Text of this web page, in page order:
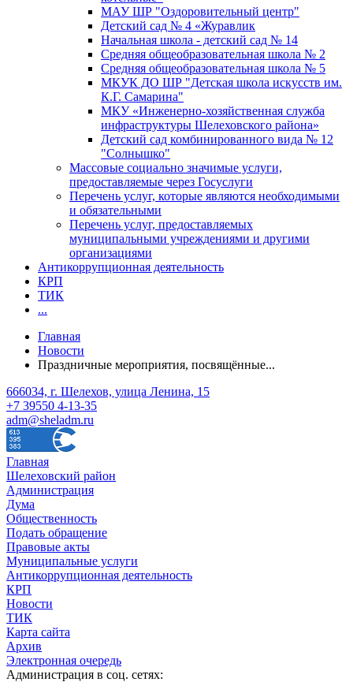
МАУ ШР "Оздоровительный центр"
Детский сад № 4 «Журавлик
Начальная школа - детский сад № 14
Средняя общеобразовательная школа № 2
Средняя общеобразовательная школа № 5
МКУК ДО ШР "Детская школа искусств им.
К.Г. Самарина"
МКУ «Инженерно-хозяйственная служба
инфраструктуры Шелеховского района»
Детский сад комбинированного вида № 12
"Солнышко"
Массовые социально значимые услуги,
предоставляемые через Госуслуги
Перечень услуг, которые являются необходимыми
и обязательными
Перечень услуг, предоставляемых
муниципальными учреждениями и другими
организациями
Антикоррупционная деятельность
КРП
ТИК
...
Главная
Новости
Праздничные мероприятия, посвящённые...
666034, г. Шелехов, улица Ленина, 15
+7 39550 4-13-35
adm@sheladm.ru
Главная
Шелеховский район
Администрация
Дума
Общественность
Подать обращение
Правовые акты
Муниципальные услуги
Антикоррупционная деятельность
КРП
Новости
ТИК
Карта сайта
Архив
Электронная очередь
Администрация в соц. сетях: